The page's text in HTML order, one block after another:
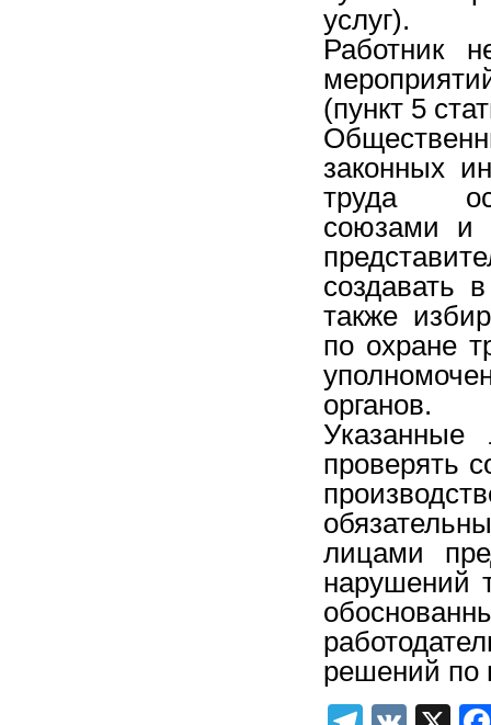
услуг).
Работник
(пункт 5
законных
труда
союзами и
создавать
также
по охране
органов.
Указанные
проверять
лицами
нарушений
решений по